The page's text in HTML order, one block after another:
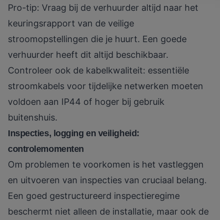
Pro-tip: Vraag bij de verhuurder altijd naar het
keuringsrapport van de veilige
stroomopstellingen die je huurt. Een goede
verhuurder heeft dit altijd beschikbaar.
Controleer ook de kabelkwaliteit: essentiële
stroomkabels voor tijdelijke netwerken moeten
voldoen aan IP44 of hoger bij gebruik
buitenshuis.
Inspecties, logging en veiligheid:
controlemomenten
Om problemen te voorkomen is het vastleggen
en uitvoeren van inspecties van cruciaal belang.
Een goed gestructureerd inspectieregime
beschermt niet alleen de installatie, maar ook de